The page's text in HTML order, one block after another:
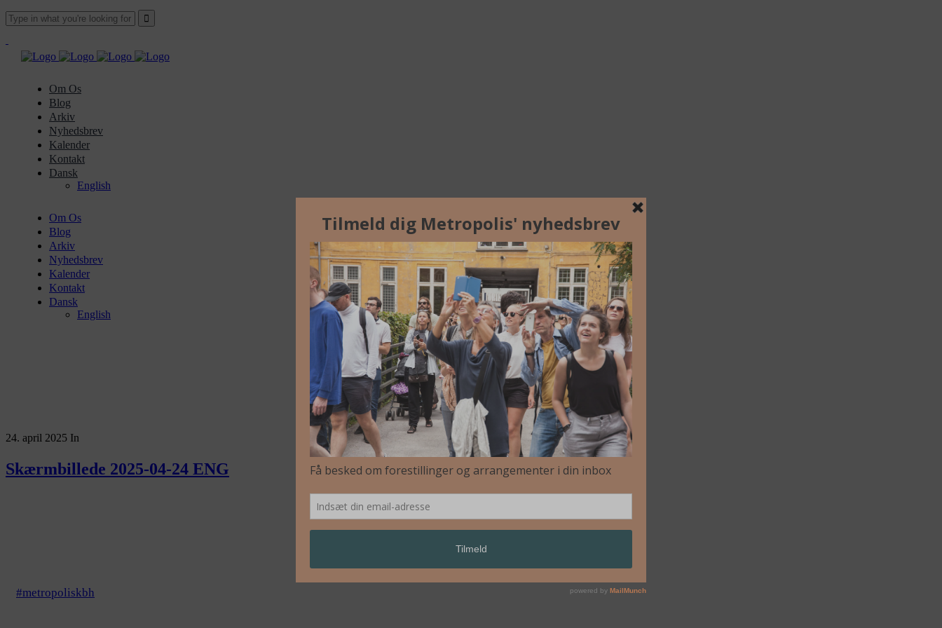
Om Os
Blog
Arkiv
Nyhedsbrev
Kalender
Kontakt
Dansk
English
Om Os
Blog
Arkiv
Nyhedsbrev
Kalender
Kontakt
Dansk
English
24. april 2025 In
Skærmbillede 2025-04-24 ENG
#metropoliskbh